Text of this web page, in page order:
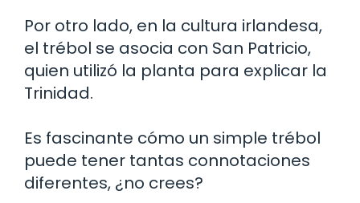
Por otro lado, en la cultura irlandesa,
el trébol se asocia con San Patricio,
quien utilizó la planta para explicar la
Trinidad.
Es fascinante cómo un simple trébol
puede tener tantas connotaciones
diferentes, ¿no crees?